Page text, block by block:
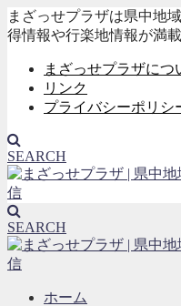
まざっせプラザは県中地
得情報や行楽地情報が満載
まざっせプラザにつ
リンク
プライバシーポリシ
SEARCH
SEARCH
ホーム